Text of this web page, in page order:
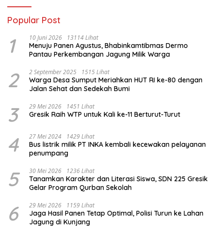
Membatalkan Hak Warga.
Popular Post
1 10 Juni 2026 13114 Lihat
Menuju Panen Agustus, Bhabinkamtibmas Dermo
Pantau Perkembangan Jagung Milik Warga
2 2 September 2025 1515 Lihat
Warga Desa Sumput Meriahkan HUT RI ke-80 dengan
Jalan Sehat dan Sedekah Bumi ‎
3 29 Mei 2026 1451 Lihat
Gresik Raih WTP untuk Kali ke-11 Berturut-Turut
4 27 Mei 2024 1429 Lihat
Bus listrik milik PT INKA kembali kecewakan pelayanan
penumpang
5 30 Mei 2026 1236 Lihat
Tanamkan Karakter dan Literasi Siswa, SDN 225 Gresik
Gelar Program Qurban Sekolah
6 29 Mei 2026 1159 Lihat
Jaga Hasil Panen Tetap Optimal, Polisi Turun ke Lahan
Jagung di Kunjang